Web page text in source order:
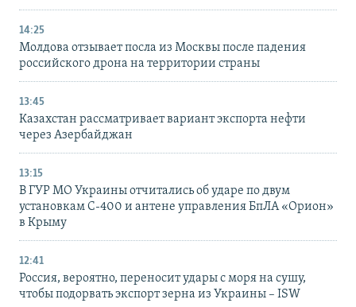
14:25
Молдова отзывает посла из Москвы после падения
российского дрона на территории страны
13:45
Казахстан рассматривает вариант экспорта нефти
через Азербайджан
13:15
В ГУР МО Украины отчитались об ударе по двум
установкам С-400 и антене управления БпЛА «Орион»
в Крыму
12:41
Россия, вероятно, переносит удары с моря на сушу,
чтобы подорвать экспорт зерна из Украины – ISW